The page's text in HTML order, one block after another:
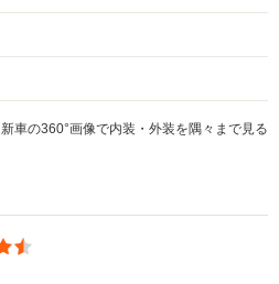
新車の360°画像で内装・外装を隅々まで見る